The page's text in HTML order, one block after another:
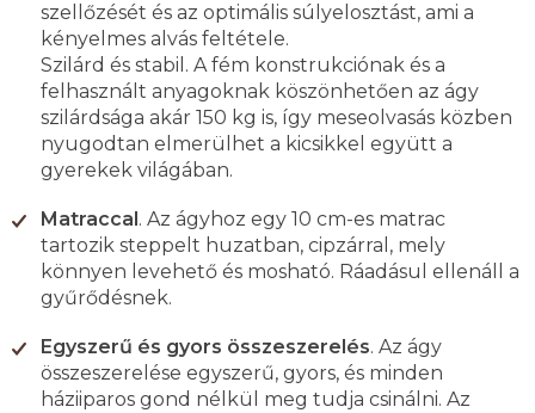
szellőzését és az optimális súlyelosztást, ami a
kényelmes alvás feltétele.
Szilárd és stabil. A fém konstrukciónak és a
felhasznált anyagoknak köszönhetően az ágy
szilárdsága akár 150 kg is, így meseolvasás közben
nyugodtan elmerülhet a kicsikkel együtt a
gyerekek világában.
Matraccal. Az ágyhoz egy 10 cm-es matrac
tartozik steppelt huzatban, cipzárral, mely
könnyen levehető és mosható. Ráadásul ellenáll a
gyűrődésnek.
Egyszerű és gyors összeszerelés. Az ágy
összeszerelése egyszerű, gyors, és minden
háziiparos gond nélkül meg tudja csinálni. Az